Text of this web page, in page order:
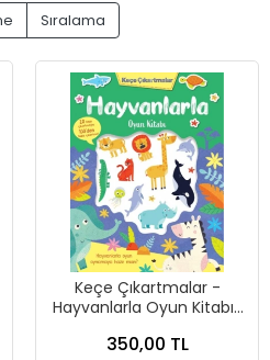
Sıralama
Keçe Çıkartmalar -
Hayvanlarla Oyun Kitabı-
350,00 TL